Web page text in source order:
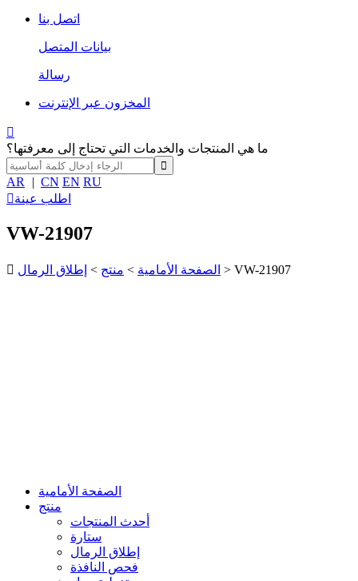
اتصل بنا
بيانات المتصل
رسالة
المخزون عبر الإنترنت

ما هي المنتجات والخدمات التي تحتاج إلى معرفتها؟
AR | CN EN RU
اطلب عينة
VW-21907
 الصفحة الأمامية > منتج > إطلاق الرمال > VW-21907
الصفحة الأمامية
منتج
أحدث المنتجات
ستارة
إطلاق الرمال
فحص النافذة